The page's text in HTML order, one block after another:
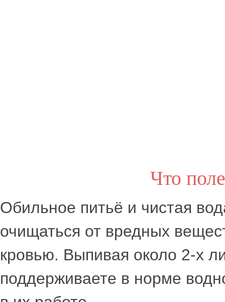
Что
Обильное питьё и чистая
очищаться от вредных
кровью. Выпивая около 2-х
поддерживаете в норме